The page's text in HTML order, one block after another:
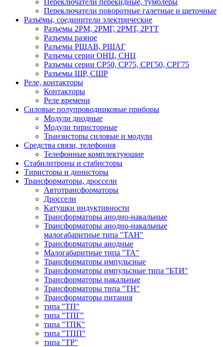
Переключатели перекидные, тумблеры
Переключатели поворотные галетные и щеточные
Разъёмы, соединители электрические
Разъемы 2РМ, 2РМГ, 2РМТ, 2РТТ
Разъемы разное
Разъемы РШАВ, РШАГ
Разъемы серии ОНЦ, СНЦ
Разъемы серии СР50, СР75, СРГ50, СРГ75
Разъемы ШР, СШР
Реле, контакторы
Контакторы
Реле времени
Силовые полупроводниковые приборы
Модули диодные
Модули тиристорные
Транзисторы силовые и модули
Средства связи, телефония
Телефонные комплектующие
Стабилитроны и стабисторы
Тиристоры и динисторы
Трансформаторы, дроссели
Автотрансформаторы
Дроссели
Катушки индуктивности
Трансформаторы анодно-накальные
Трансформаторы анодно-накальные
малогабаритные типа "ТАН"
Трансформаторы анодные
Малогабаритные типа "ТА"
Трансформаторы импульсные
Трансформаторы импульсные типа "БТИ"
Трансформаторы накальные
Трансформаторы типа "ТН"
Трансформаторы питания
типа "ТП"
типа "ТПГ"
типа "ТПК"
типа "ТПП"
типа "ТР"